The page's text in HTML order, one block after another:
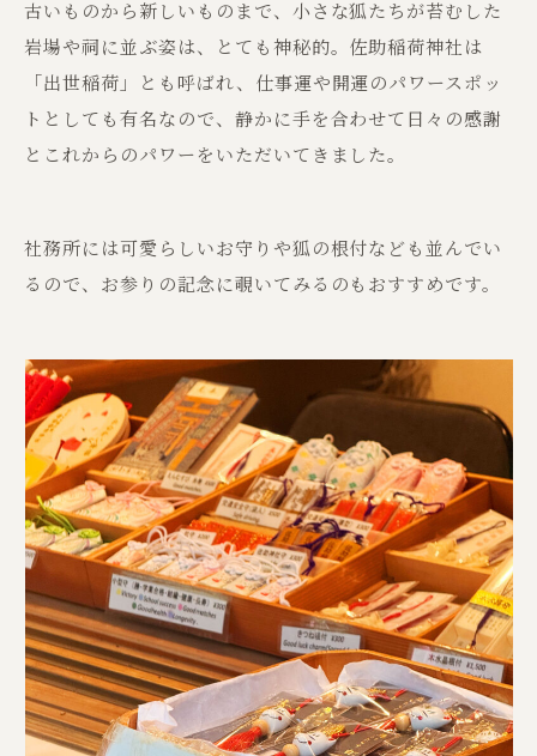
古いものから新しいものまで、小さな狐たちが苔むした
岩場や祠に並ぶ姿は、とても神秘的。佐助稲荷神社は
「出世稲荷」とも呼ばれ、仕事運や開運のパワースポッ
トとしても有名なので、静かに手を合わせて日々の感謝
とこれからのパワーをいただいてきました。
社務所には可愛らしいお守りや狐の根付なども並んでい
るので、お参りの記念に覗いてみるのもおすすめです。